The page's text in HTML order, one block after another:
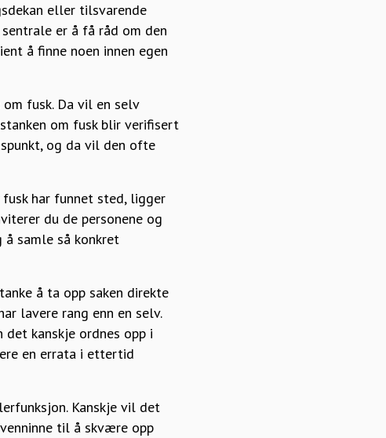
eller tilsvarende
er å få råd om den
å finne noen innen egen
fusk. Da vil en selv
om fusk blir verifisert
og da vil den ofte
har funnet sted, ligger
du de personene og
samle så konkret
å ta opp saken direkte
lavere rang enn en selv.
det kanskje ordnes opp i
en errata i ettertid
Kanskje vil det
til å skvære opp